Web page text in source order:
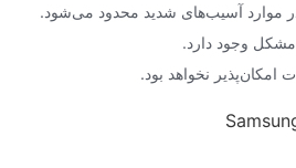
در موارد آسیب‌های شدید محدود می‌شود.
مشکل وجود دارد.
امکان‌پذیر نخواهد بود.